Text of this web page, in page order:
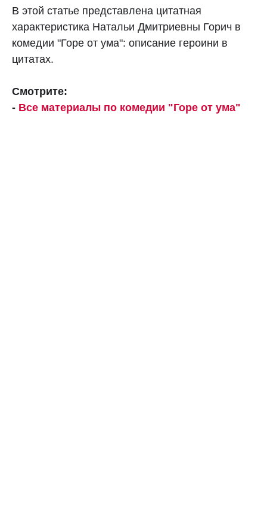
В этой статье представлена цитатная
характеристика Натальи Дмитриевны Горич в
комедии "Горе от ума": описание героини в
цитатах.
Смотрите:
- Все материалы по комедии "Горе от ума"